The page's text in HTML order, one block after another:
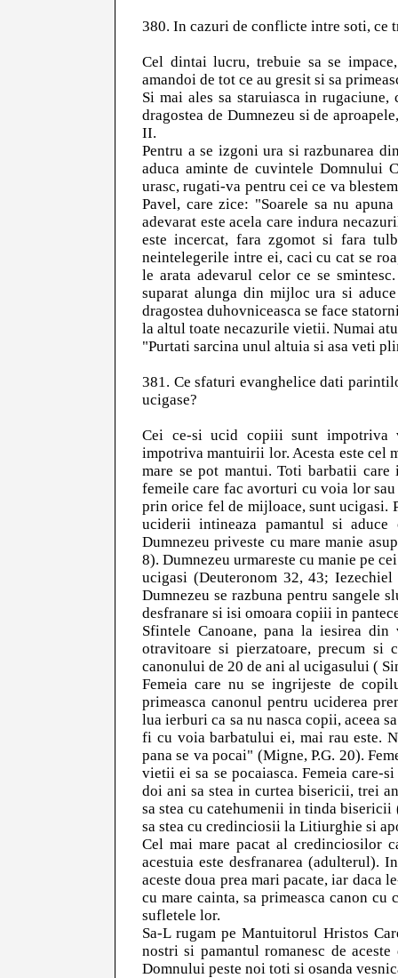
380. In cazuri de conflicte intre soti, ce
Cel dintai lucru, trebuie sa se
amandoi de tot ce au gresit si sa
Si mai ales sa staruiasca in
dragostea de Dumnezeu si de
II.
Pentru a se izgoni ura si razbunarea
aduca aminte de cuvintele Domnului
urasc, rugati-va pentru cei ce va
Pavel, care zice: "Soarele sa nu
adevarat este acela care indura
este incercat, fara zgomot si fara
neintelegerile intre ei, caci cu cat se
le arata adevarul celor ce se
suparat alunga din mijloc ura si
dragostea duhovniceasca se face
la altul toate necazurile vietii. Numai
"Purtati sarcina unul altuia si asa veti
381. Ce sfaturi evanghelice dati
ucigase?
Cei ce-si ucid copiii sunt impotriva
impotriva mantuirii lor. Acesta este cel
mare se pot mantui. Toti barbatii
femeile care fac avorturi cu voia lor
prin orice fel de mijloace, sunt ucigasi.
uciderii intineaza pamantul si
Dumnezeu priveste cu mare manie
8). Dumnezeu urmareste cu manie pe
ucigasi (Deuteronom 32, 43;
Dumnezeu se razbuna pentru sangele
desfranare si isi omoara copiii in
Sfintele Canoane, pana la iesirea
otravitoare si pierzatoare, precum si
canonului de 20 de ani al ucigasului (
Femeia care nu se ingrijeste de
primeasca canonul pentru uciderea
lua ierburi ca sa nu nasca copii, aceea
fi cu voia barbatului ei, mai rau este.
pana se va pocai" (Migne, P.G. 20).
vietii ei sa se pocaiasca. Femeia care-
doi ani sa stea in curtea bisericii, trei
sa stea cu catehumenii in tinda
sa stea cu credinciosii la Litiurghie si
Cel mai mare pacat al credinciosilor
acestuia este desfranarea (adulterul).
aceste doua prea mari pacate, iar daca
cu mare cainta, sa primeasca canon
sufletele lor.
Sa-L rugam pe Mantuitorul Hristos
nostri si pamantul romanesc de
Domnului peste noi toti si osanda